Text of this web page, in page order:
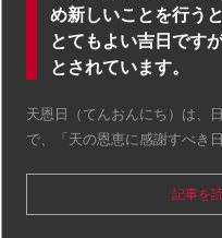
め新しいことを行う
とてもよい吉日です
とされています。
天恩日（てんおんにち）は、
で、「天の恩恵に感謝すべき
記事を